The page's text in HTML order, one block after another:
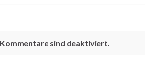
Kommentare sind deaktiviert.